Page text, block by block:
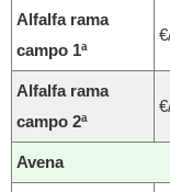
Alfalfa rama
campo 1ª
Alfalfa rama
campo 2ª
Avena